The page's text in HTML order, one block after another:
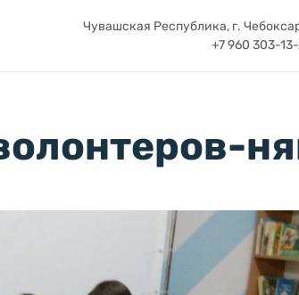
Чувашская Республика, г.
+7 960 303-13-